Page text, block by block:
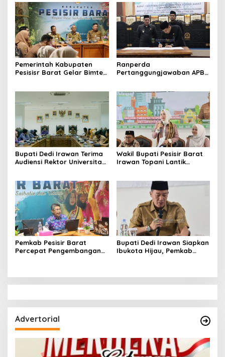
Pemerintah Kabupaten
Pesisisr Barat Gelar Bimtek
Arsip Digital
Ranperda
Pertanggungjawaban APBD
Guna Percepat
Peningkatan Perekonomian
Daerah
Bupati Dedi Irawan Terima
Audiensi Rektor Universitas
Peningkatan Kualitas
Pendidikan
Wakil Bupati Pesisir Barat
Irawan Topani Lantik
Pemkab Pesisir Barat
Percepat Pengembangan
Bupati Dedi Irawan Siapkan
Ibukota Hijau, Pemkab
Advertorial